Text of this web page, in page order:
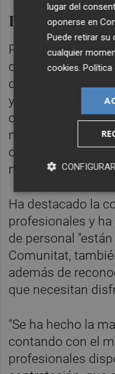
Defiende la
Por otro lado, la
defender los más
destinados al
y a las vacaciones
críticas de
mayores
consultorios de la
más que el año
Ha destacado la
profesionales y
de personal
Comunitat,
además de
que necesitan
"Se ha hecho la
contando con el
profesionales
lugar del
oponerse en
Puede retirar su
cualquier
cookies .Política
CONFIGURAR